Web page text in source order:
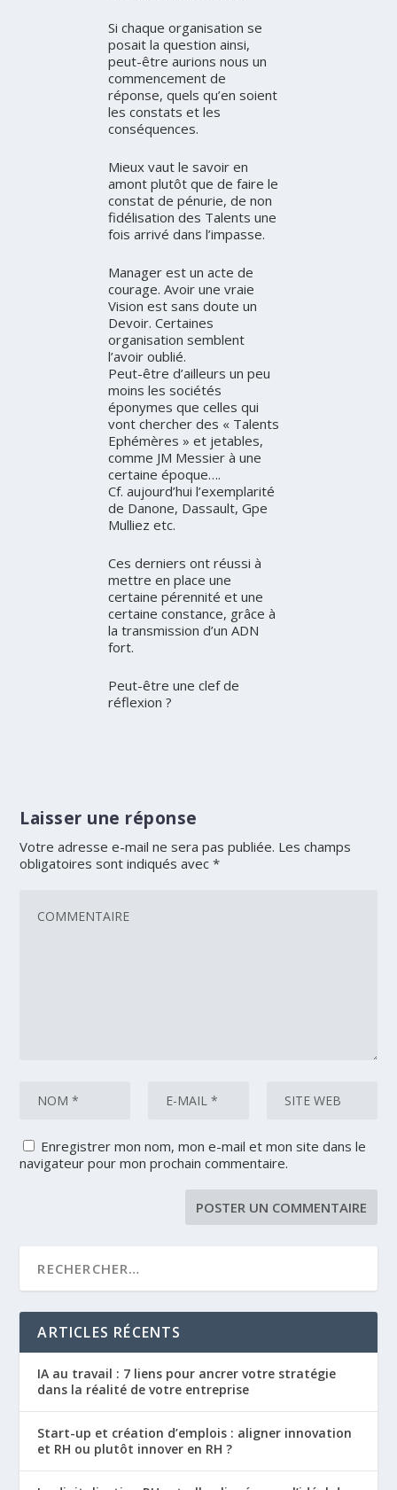
Si chaque organisation se
posait la question ainsi,
peut-être aurions nous un
commencement de
réponse, quels qu’en soient
les constats et les
conséquences.
Mieux vaut le savoir en
amont plutôt que de faire le
constat de pénurie, de non
fidélisation des Talents une
fois arrivé dans l’impasse.
Manager est un acte de
courage. Avoir une vraie
Vision est sans doute un
Devoir. Certaines
organisation semblent
l’avoir oublié.
Peut-être d’ailleurs un peu
moins les sociétés
éponymes que celles qui
vont chercher des « Talents
Ephémères » et jetables,
comme JM Messier à une
certaine époque….
Cf. aujourd’hui l’exemplarité
de Danone, Dassault, Gpe
Mulliez etc.
Ces derniers ont réussi à
mettre en place une
certaine pérennité et une
certaine constance, grâce à
la transmission d’un ADN
fort.
Peut-être une clef de
réflexion ?
Laisser une réponse
Votre adresse e-mail ne sera pas publiée. Les champs
obligatoires sont indiqués avec*
Enregistrer mon nom, mon e-mail et mon site dans le
navigateur pour mon prochain commentaire.
ARTICLES RÉCENTS
IA au travail : 7 liens pour ancrer votre stratégie
dans la réalité de votre entreprise
Start-up et création d’emplois : aligner innovation
et RH ou plutôt innover en RH ?